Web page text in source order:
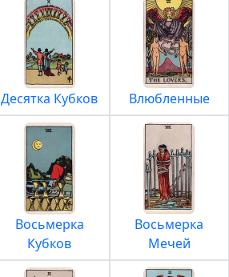
Десятка Кубков Влюбленные
Восьмерка
Кубков
Восьмерка
Мечей